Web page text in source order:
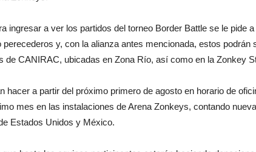
ingresar a ver los partidos del torneo Border Battle se le pide
perecederos y, con la alianza antes mencionada, estos podrán
de CANIRAC, ubicadas en Zona Río, así como en la Zonkey
hacer a partir del próximo primero de agosto en horario de
mes en las instalaciones de Arena Zonkeys, contando
Estados Unidos y México.